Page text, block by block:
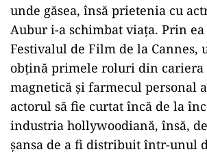
unde găsea, însă prietenia cu
Aubur i-a schimbat viața. Prin
Festivalul de Film de la Cannes,
obțină primele roluri din cariera
magnetică și farmecul personal
actorul să fie curtat încă de la
industria hollywoodiană, însă,
șansa de a fi distribuit într-unul